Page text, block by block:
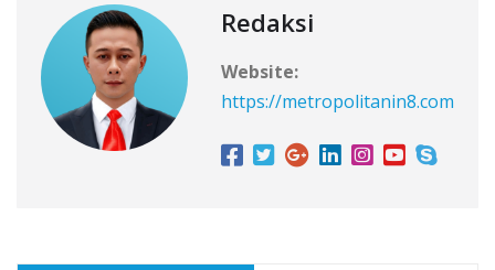
Redaksi
Website:
https://metropolitanin8.com